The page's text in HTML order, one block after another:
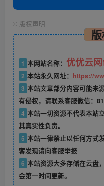
© 版权声明
1 本网站名称： 优优云
2 本站永久网址： https://
3 本站文章部分内容可能来
有侵权，请联系客服微信：
4 本站一切资源不代表本站
其真实性负责。
5 本站一律禁止以任何方式
客发现请向客服举报
6 本站资源大多存储在云盘
会第一时间更新。